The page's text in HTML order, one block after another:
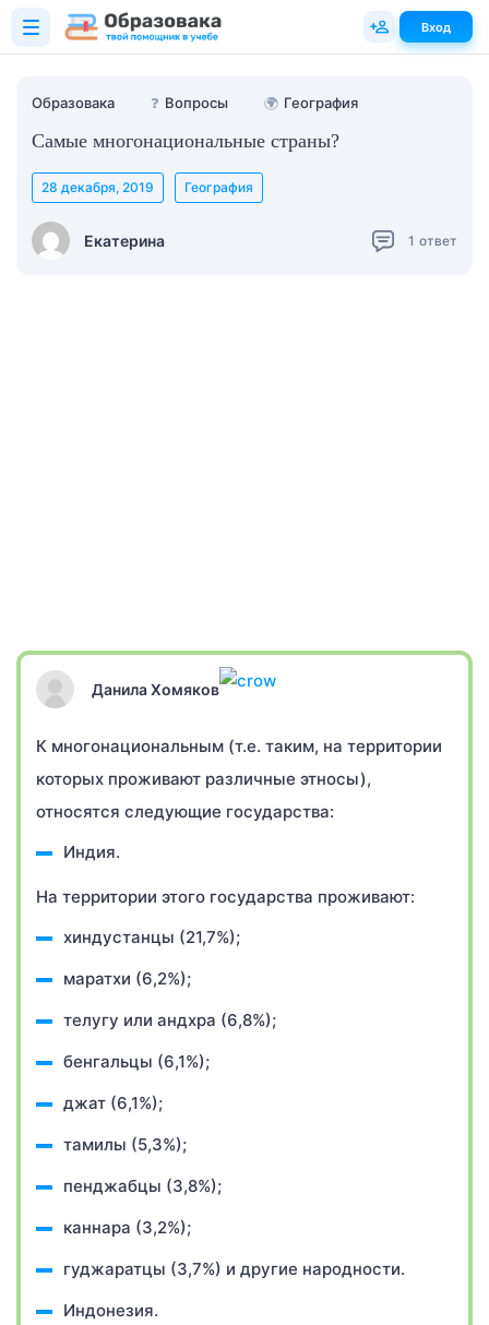
Образовака ❓ Вопросы 🌍 География
Самые многонациональные страны?
Екатерина
28 декабря, 2019 География
1 ответ
Данила Хомяков
К многонациональным (т.е. таким, на территории
которых проживают различные этносы),
относятся следующие государства:
Индия.
На территории этого государства проживают:
хиндустанцы (21,7%);
маратхи (6,2%);
телугу или андхра (6,8%);
бенгальцы (6,1%);
джат (6,1%);
тамилы (5,3%);
пенджабцы (3,8%);
каннара (3,2%);
гуджаратцы (3,7%) и другие народности.
Индонезия.
Вход